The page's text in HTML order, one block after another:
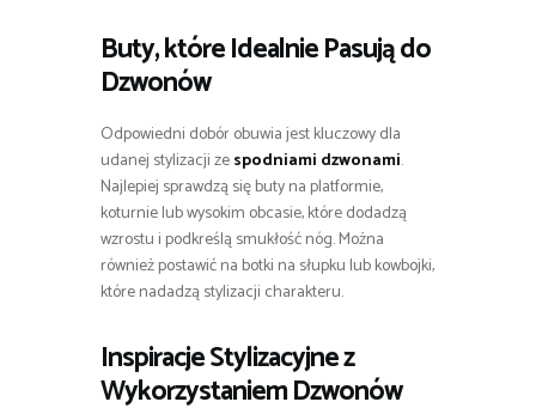
Buty, które Idealnie Pasują do
Dzwonów
Odpowiedni dobór obuwia jest kluczowy dla
udanej stylizacji zespodniami dzwonami.
Najlepiej sprawdzą się buty na platformie,
koturnie lub wysokim obcasie, które dodadzą
wzrostu i podkreślą smukłość nóg. Można
również postawić na botki na słupku lub kowbojki,
które nadadzą stylizacji charakteru.
Inspiracje Stylizacyjne z
Wykorzystaniem Dzwonów